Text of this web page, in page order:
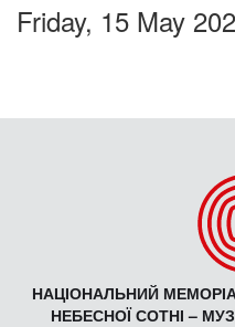
Friday, 15 May
НАЦІОНАЛЬНИЙ
НЕБЕСНОЇ СОТНІ –